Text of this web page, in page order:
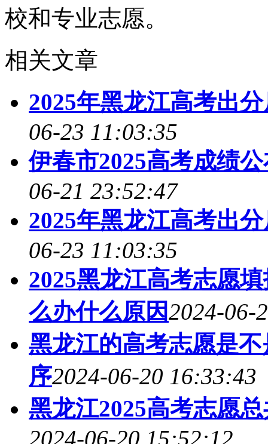
校和专业志愿。
相关文章
2025年黑龙江高考出
06-23 11:03:35
伊春市2025高考成绩
06-21 23:52:47
2025年黑龙江高考出
06-23 11:03:35
2025黑龙江高考志愿
么办什么原因2024-06-
黑龙江的高考志愿是
序2024-06-20 16:33:43
黑龙江2025高考志愿
2024-06-20 15:52:12